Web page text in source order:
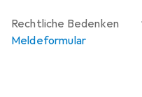
Rechtliche Bedenken
Meldeformular